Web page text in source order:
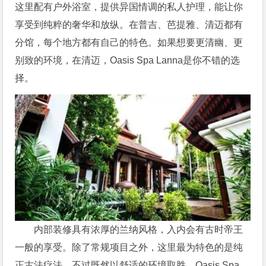
这里配有户外浴室，提供异国情调的私人护理，能让你
享受到纯粹的奢华和放纵。在普吉、芭提雅、清迈都有
分馆，每个地方都有自己的特色。如果想要更清幽、更
别致的环境，在清迈，Oasis Spa Lanna是你不错的选
择。
内部装修具有浓厚的兰纳风格，入内会有古时帝王
一般的享受。除了常规项目之外，这里最为特色的是纯